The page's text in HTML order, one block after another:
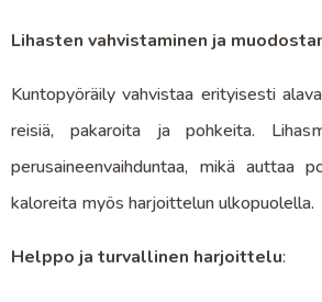
Lihasten vahvistaminen ja
Kuntopyöräily vahvistaa erityisesti
reisiä, pakaroita ja pohkeita.
perusaineenvaihduntaa, mikä auttaa
kaloreita myös harjoittelun ulkopuolella.
Helppo ja turvallinen harjoittelu: